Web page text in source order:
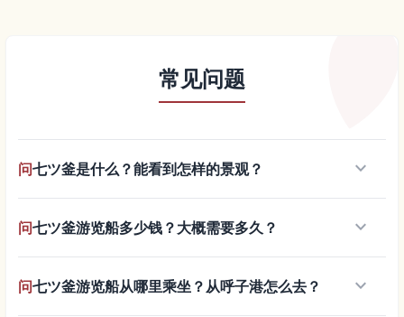
常见问题
问七ツ釜是什么？能看到怎样的景观？ keyboard_arrow_down
问七ツ釜游览船多少钱？大概需要多久？ keyboard_arrow_down
问七ツ釜游览船从哪里乘坐？从呼子港怎么去？ keyboard_arrow_down